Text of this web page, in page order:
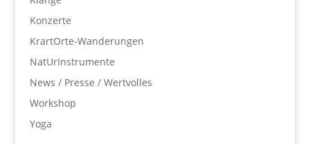
Konzerte
KrartOrte-Wanderungen
NatUrInstrumente
News / Presse / Wertvolles
Workshop
Yoga